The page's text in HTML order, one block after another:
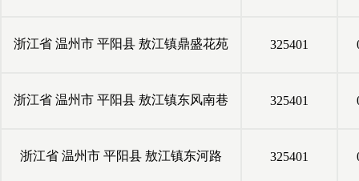
浙江省 温州市 平阳县 敖江镇鼎盛花苑 325401
浙江省 温州市 平阳县 敖江镇东风南巷 325401
浙江省 温州市 平阳县 敖江镇东河路 325401